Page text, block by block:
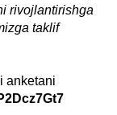
rivojlantirishga
taklif
anketani